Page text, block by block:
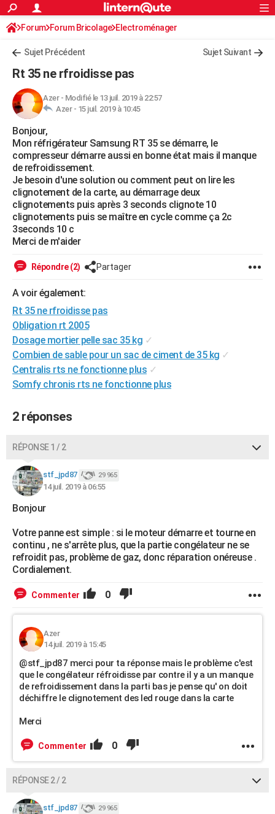
ACTUALITÉS
Politique
Société
Faits Divers
Education
Monde
Villes
+
FINANCE
Retraite
Impôts
Epargne
Immobilier
Risques naturels par ville
Banque
Assurance
Crédit
AUTO
Essais
Réserver un essai
Citadines
Berlines
SUV
Forum auto
+HIGH-TECH
Mobiles
Meilleur smartphone
Internet
Ordinateurs
Jeux vidéo
Guide high-tech
+BRICOLAGE
Forum
Aménagement intérieur
Extérieur
Cuisine
Salle de bains
Jardinage
Rangement
WEEK-END
Guides de France
Escapades
Patrimoine
Expositions
Musées
Week-end nature
LIFESTYLE
Art de vivre
Bien-être
Loisirs
ModeModes de vie
SANTE
Alimentation
Guide de la santé
Maladies
Médicaments
Sommeil
VOYAGE
Destinations
City break
Voyage nature
Voyage de noces
Forum
Climat
PHOTO
GUIDES D'ACHAT
BONS PLANS
CARTE DE VOEUX
Carte de Noël
Carte Bonne année
Carte Saint-Valentin
Carte Pâques
Carte d'anniversaire
DICTIONNAIRE
Dictionnaire
Biographies
Citations
Expressions
Proverbes
PROGRAMME TV
AVIS DE DÉCÈS
FORUM
Bricolage
Lifestyle
Culture
Sport
Auto
Television
Voyage
Cinema
S'inscrire
Connexion
Forum Forum Bricolage Electroménager
Sujet Précédent Sujet Suivant
Rt 35 ne rfroidisse pas
Azer- Modifié le 13 juil. 2019 à 22:57
Azer - 15 juil. 2019 à 10:45
Bonjour,
Mon réfrigérateur Samsung RT 35 se démarre, le
compresseur démarre aussi en bonne état mais il manque
de refroidissement.
Je besoin d'une solution ou comment peut on lire les
clignotement de la carte, au démarrage deux
clignotements puis après 3 seconds clignote 10
clignotements puis se maître en cycle comme ça 2c
3seconds 10 c
Merci de m'aider
Répondre (2) Partager
A voir également:
Rt 35 ne rfroidisse pas
Obligation rt 2005
Dosage mortier pelle sac 35 kg ✓
Combien de sable pour un sac de ciment de 35 kg ✓
Centralis rts ne fonctionne plus ✓
Somfy chronis rts ne fonctionne plus
2 réponses
RÉPONSE 1 / 2
stf_jpd87 29 965
14 juil. 2019 à 06:55
Bonjour
Votre panne est simple : si le moteur démarre et tourne en
continu , ne s'arrête plus, que la partie congélateur ne se
refroidit pas, problème de gaz, donc réparation onéreuse .
Cordialement.
Commenter 0
Azer
14 juil. 2019 à 15:45
@stf_jpd87 merci pour ta réponse mais le problème c'est
que le congélateur réfroidisse par contre il y a un manque
de refroidissement dans la parti bas je pense qu' on doit
déchiffre le clignotement des led rouge dans la carte
Merci
Commenter 0
RÉPONSE 2 / 2
stf_jpd87 29 965